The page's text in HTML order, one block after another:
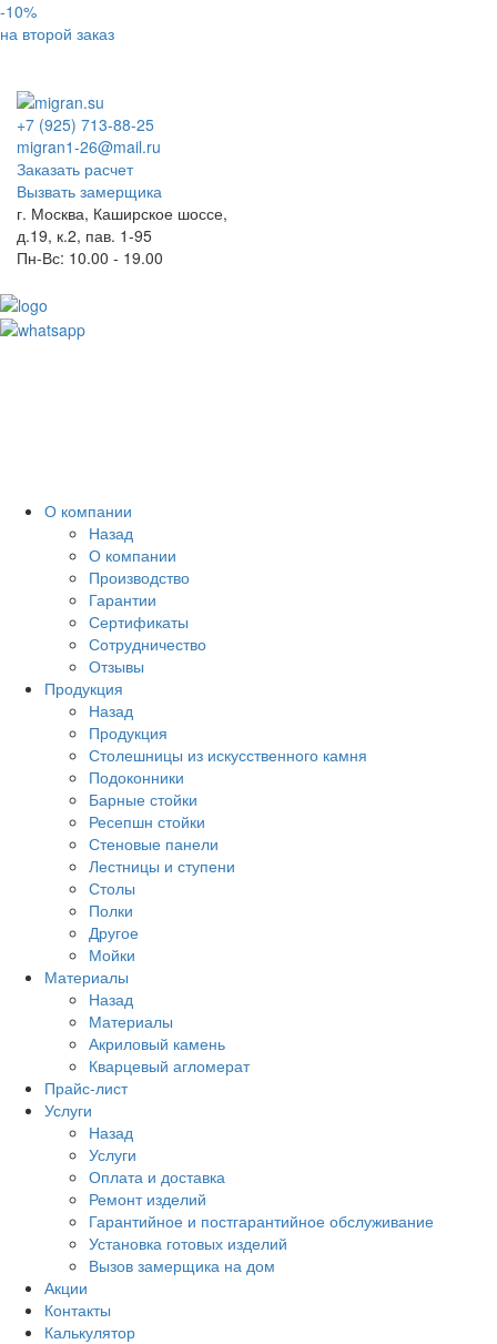
-10%
на второй заказ
+7 (925) 713-88-25
migran1-26@mail.ru
Заказать расчет
Вызвать замерщика
г. Москва, Каширское шоссе,
д.19, к.2, пав. 1-95
Пн-Вс: 10.00 - 19.00
О компании
Назад
О компании
Производство
Гарантии
Сертификаты
Сотрудничество
Отзывы
Продукция
Назад
Продукция
Столешницы из искусственного камня
Подоконники
Барные стойки
Ресепшн стойки
Стеновые панели
Лестницы и ступени
Столы
Полки
Другое
Мойки
Материалы
Назад
Материалы
Акриловый камень
Кварцевый агломерат
Прайс-лист
Услуги
Назад
Услуги
Оплата и доставка
Ремонт изделий
Гарантийное и постгарантийное обслуживание
Установка готовых изделий
Вызов замерщика на дом
Акции
Контакты
Калькулятор